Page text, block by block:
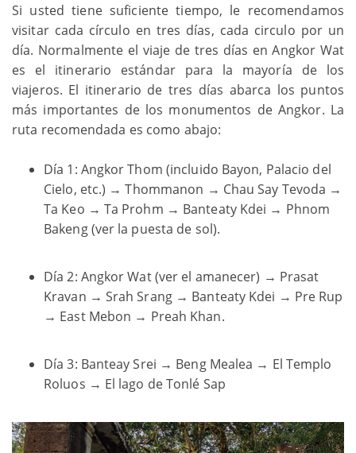
Si usted tiene suficiente tiempo, le recomendamos
visitar cada círculo en tres días, cada circulo por un
día. Normalmente el viaje de tres días en Angkor Wat
es el itinerario estándar para la mayoría de los
viajeros. El itinerario de tres días abarca los puntos
más importantes de los monumentos de Angkor. La
ruta recomendada es como abajo:
Día 1: Angkor Thom (incluido Bayon, Palacio del
Cielo, etc.) → Thommanon → Chau Say Tevoda →
Ta Keo → Ta Prohm → Banteaty Kdei → Phnom
Bakeng (ver la puesta de sol).
Día 2: Angkor Wat (ver el amanecer) → Prasat
Kravan → Srah Srang → Banteaty Kdei → Pre Rup
→ East Mebon → Preah Khan.
Día 3: Banteay Srei → Beng Mealea → El Templo
Roluos → El lago de Tonlé Sap